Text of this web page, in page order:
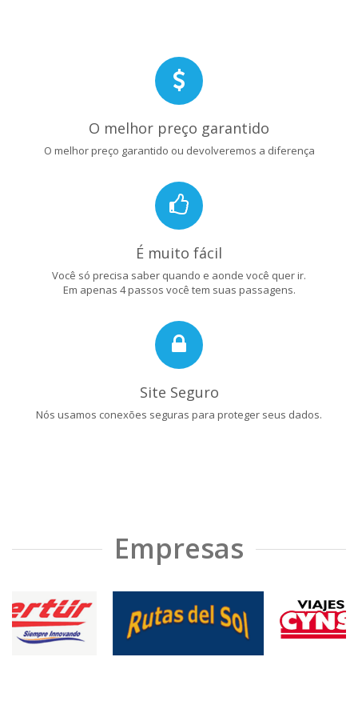
O melhor preço garantido
O melhor preço garantido ou devolveremos a diferença
É muito fácil
Você só precisa saber quando e aonde você quer ir.
Em apenas 4 passos você tem suas passagens.
Site Seguro
Nós usamos conexões seguras para proteger seus dados.
Empresas
❮ ❯